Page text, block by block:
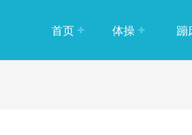
首页 体操 蹦